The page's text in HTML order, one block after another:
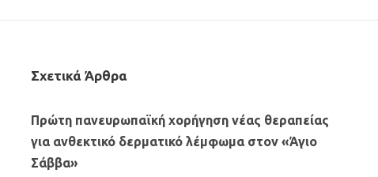
Σχετικά Άρθρα
Πρώτη πανευρωπαϊκή χορήγηση νέας θεραπείας
για ανθεκτικό δερματικό λέμφωμα στον «Άγιο
Σάββα»